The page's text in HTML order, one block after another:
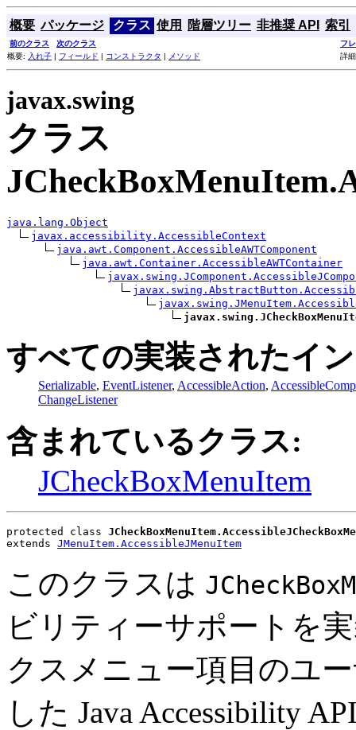
概要 パッケージ クラス 使用 階層ツリー 非推奨 API 索引
前のクラス 次のクラス
フ
概要: 入れ子 | フィールド | コンストラクタ | メソッド 詳
javax.swing
クラス
java.lang.Object
javax.accessibility.AccessibleContext
java.awt.Component.AccessibleAWTComponent
java.awt.Container.AccessibleAWTContainer
すべての実装されたイ
Serializable, EventListener, AccessibleAction,
ChangeListener
含まれているクラス:
JCheckBoxMenuItem
protected class
extends JMenuItem.AccessibleJMenuItem
このクラスは
ビリティーサポートを
クスメニュー項目のユ
した Java Accessibility